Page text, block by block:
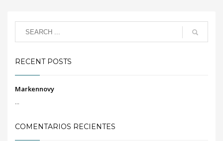
RECENT POSTS
Markennovy
...
COMENTARIOS RECIENTES